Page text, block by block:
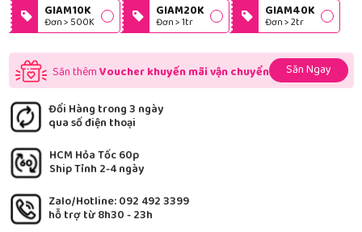
GIAM10K
Đơn > 500K
GIAM20K
Đơn > 1tr
GIAM40K
Đơn > 2tr
Săn thêmVoucher khuyến mãi vận chuyển Săn Ngay
Đổi Hàng trong 3 ngày
qua số điện thoại
HCM Hỏa Tốc 60p
Ship Tỉnh 2-4 ngày
Zalo/Hotline: 092 492 3399
hỗ trợ từ 8h30 - 23h